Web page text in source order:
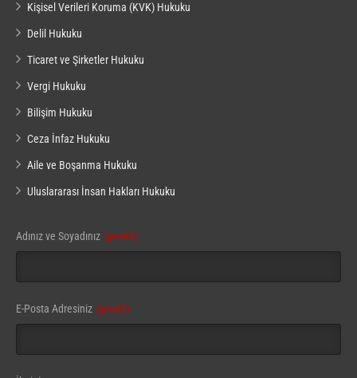
Kişisel Verileri Koruma (KVK) Hukuku
Delil Hukuku
Ticaret ve Şirketler Hukuku
Vergi Hukuku
Bilişim Hukuku
Ceza İnfaz Hukuku
Aile ve Boşanma Hukuku
Uluslararası İnsan Hakları Hukuku
Adınız ve Soyadınız (gerekli)
Email
Address (gerekli)
E-Posta Adresiniz (gerekli)